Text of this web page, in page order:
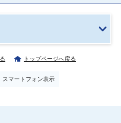
トップページへ戻る
スマートフォン表示